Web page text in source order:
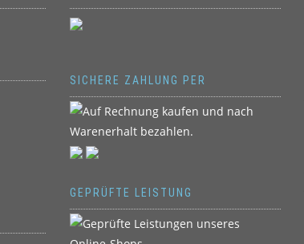
SICHERE ZAHLUNG PER
GEPRÜFTE LEISTUNG